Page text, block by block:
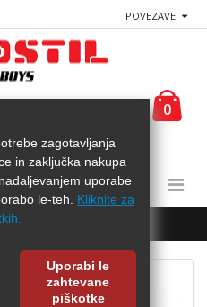
zagotavljanja
in zaključka nakupa
uporabe
le-teh. Kliknite za
Uporabi le
zahtevane
piškotke
POVEZAVE
0
20L